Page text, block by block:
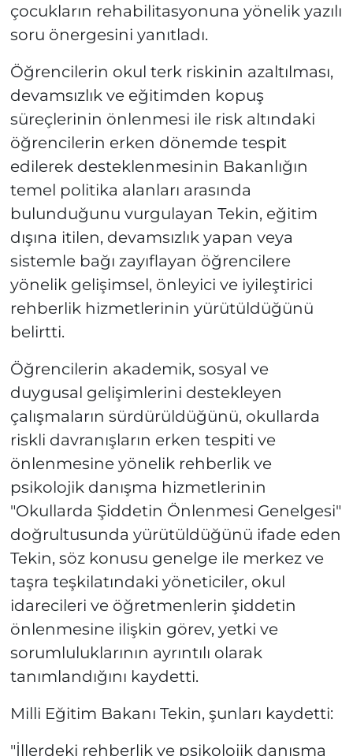
çocukların rehabilitasyonuna yönelik yazılı
soru önergesini yanıtladı.
Öğrencilerin okul terk riskinin azaltılması,
devamsızlık ve eğitimden kopuş
süreçlerinin önlenmesi ile risk altındaki
öğrencilerin erken dönemde tespit
edilerek desteklenmesinin Bakanlığın
temel politika alanları arasında
bulunduğunu vurgulayan Tekin, eğitim
dışına itilen, devamsızlık yapan veya
sistemle bağı zayıflayan öğrencilere
yönelik gelişimsel, önleyici ve iyileştirici
rehberlik hizmetlerinin yürütüldüğünü
belirtti.
Öğrencilerin akademik, sosyal ve
duygusal gelişimlerini destekleyen
çalışmaların sürdürüldüğünü, okullarda
riskli davranışların erken tespiti ve
önlenmesine yönelik rehberlik ve
psikolojik danışma hizmetlerinin
"Okullarda Şiddetin Önlenmesi Genelgesi"
doğrultusunda yürütüldüğünü ifade eden
Tekin, söz konusu genelge ile merkez ve
taşra teşkilatındaki yöneticiler, okul
idarecileri ve öğretmenlerin şiddetin
önlenmesine ilişkin görev, yetki ve
sorumluluklarının ayrıntılı olarak
tanımlandığını kaydetti.
Milli Eğitim Bakanı Tekin, şunları kaydetti:
"İllerdeki rehberlik ve psikolojik danışma